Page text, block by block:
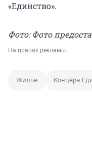
«Единство».
Фото: Фото
На правах рекламы.
Жилье Концерн